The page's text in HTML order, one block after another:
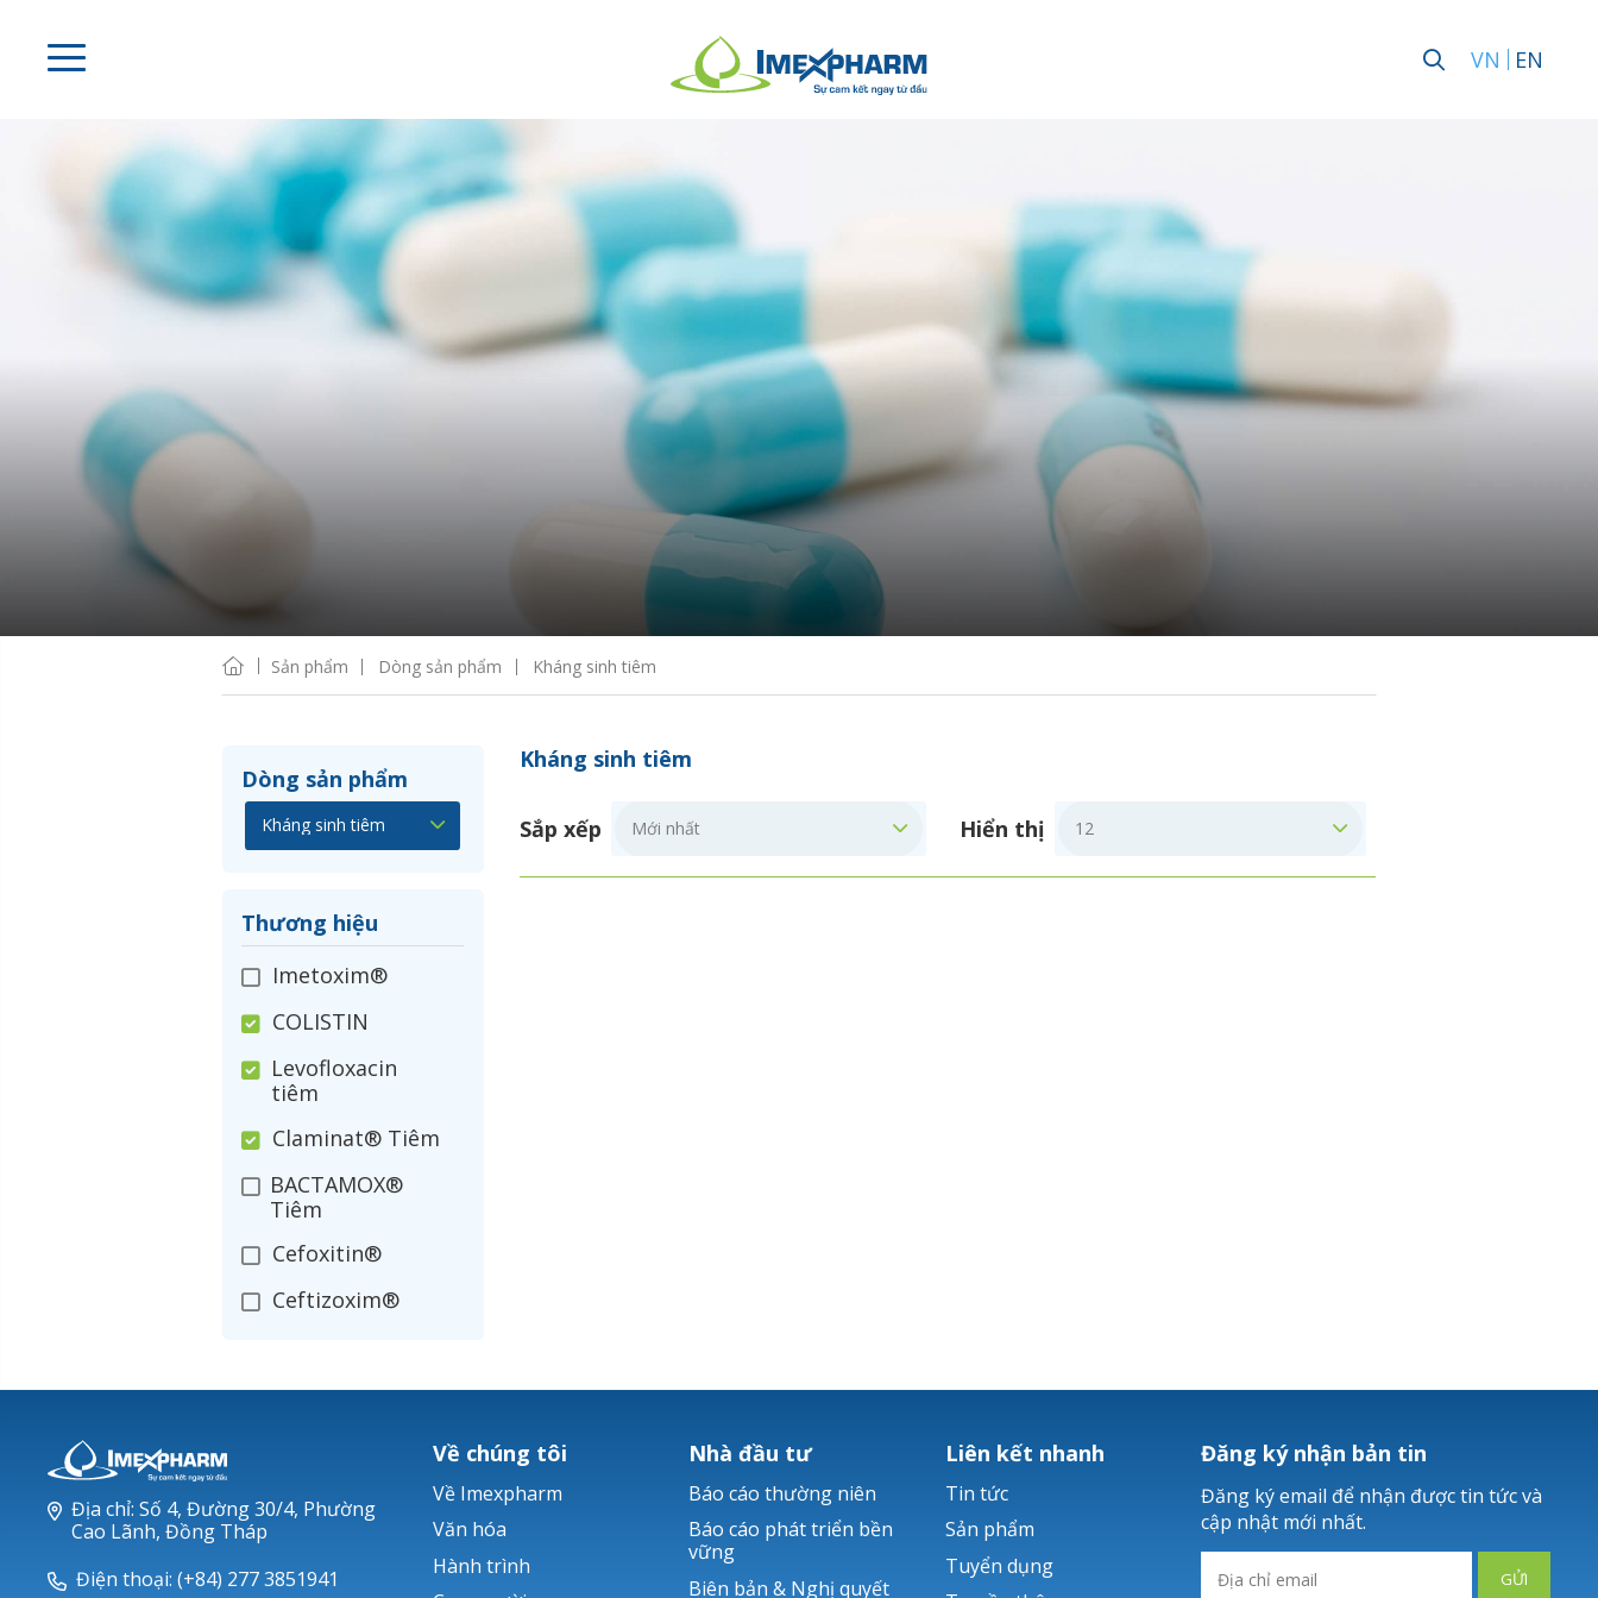
VN EN
Sản phẩm Dòng sản phẩm Kháng sinh tiêm
Dòng sản phẩm
Thương hiệu
Imetoxim®
COLISTIN
Levofloxacin
tiêm
Claminat® Tiêm
BACTAMOX®
Tiêm
Cefoxitin®
Ceftizoxim®
Nerusyn®
Ticarlinat®
Zobacta®
Kháng sinh tiêm
Sắp xếp Hiển thị
Địa chỉ: Số 4, Đường 30/4, Phường
Cao Lãnh, Đồng Tháp
Điện thoại: (+84) 277 3851941
Về chúng tôi
Về Imexpharm
Văn hóa
Hành trình
Nhà đầu tư
Báo cáo thường niên
Báo cáo phát triển bền
vững
Biên bản & Nghị quyết
Liên kết nhanh
Tin tức
Sản phẩm
Tuyển dụng
Đăng ký nhận bản tin
Đăng ký email để nhận được tin tức và
cập nhật mới nhất.
GỬI